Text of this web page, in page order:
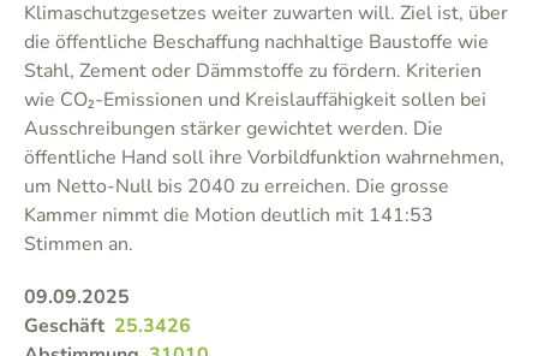
Klimaschutzgesetzes weiter zuwarten will. Ziel ist, über
die öffentliche Beschaffung nachhaltige Baustoffe wie
Stahl, Zement oder Dämmstoffe zu fördern. Kriterien
wie CO₂-Emissionen und Kreislauffähigkeit sollen bei
Ausschreibungen stärker gewichtet werden. Die
öffentliche Hand soll ihre Vorbildfunktion wahrnehmen,
um Netto-Null bis 2040 zu erreichen. Die grosse
Kammer nimmt die Motion deutlich mit 141:53
Stimmen an.
09.09.2025
Geschäft 25.3426